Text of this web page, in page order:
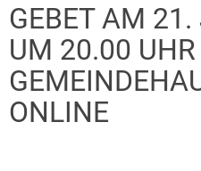
GEBET AM
UM 20.00
ONLINE